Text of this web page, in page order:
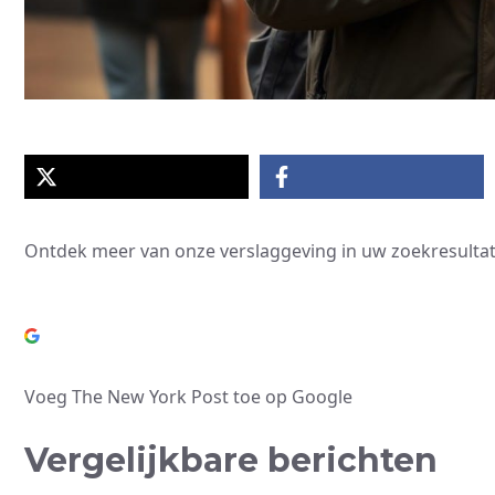
Ontdek meer van onze verslaggeving in uw
Voeg The New York Post toe op Google
Vergelijkbare berichten